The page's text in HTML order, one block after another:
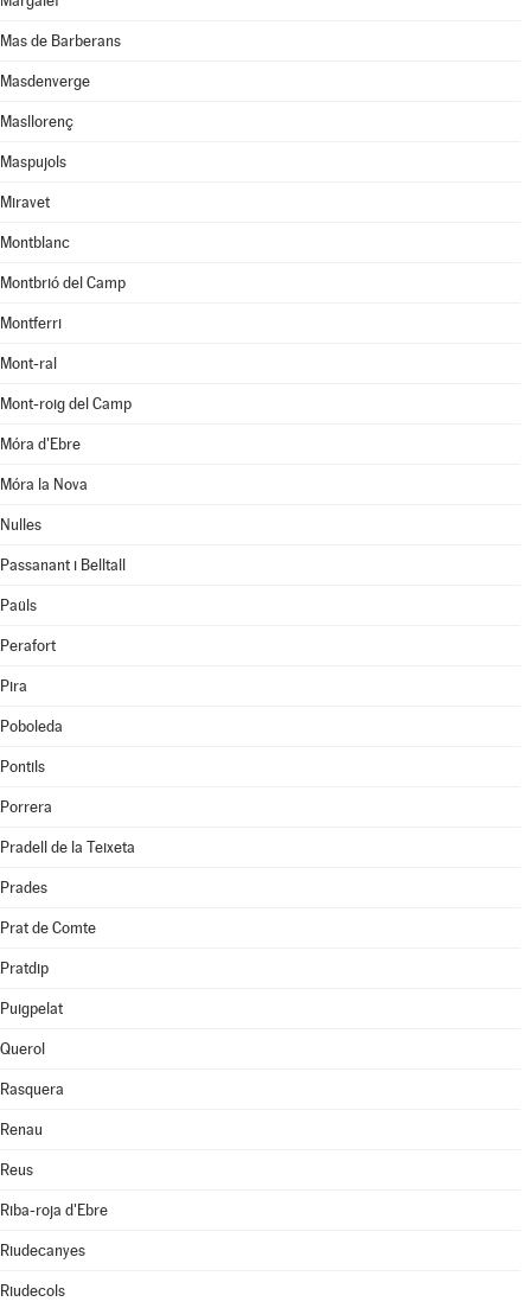
Mas de Barberans
Masdenverge
Masllorenç
Maspujols
Miravet
Montblanc
Montbrió del Camp
Montferri
Mont-ral
Mont-roig del Camp
Móra d'Ebre
Móra la Nova
Nulles
Passanant i Belltall
Paüls
Perafort
Pira
Poboleda
Pontils
Porrera
Pradell de la Teixeta
Prades
Prat de Comte
Pratdip
Puigpelat
Querol
Rasquera
Renau
Reus
Riba-roja d'Ebre
Riudecanyes
Riudecols